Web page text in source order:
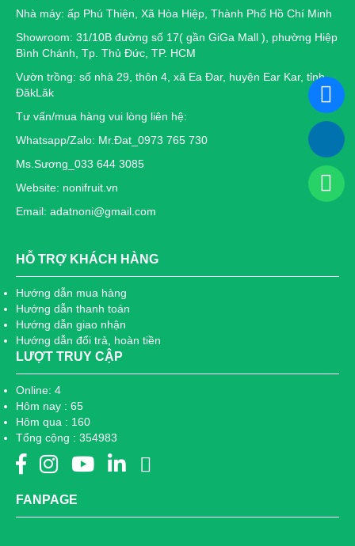
Nhà máy: ấp Phú Thiện, Xã Hòa Hiệp, Thành Phố Hồ Chí Minh
Showroom: 31/10B đường số 17( gần GiGa Mall ), phường Hiệp
Bình Chánh, Tp. Thủ Đức, TP. HCM
Vườn trồng: số nhà 29, thôn 4, xã Ea Đar, huyện Ear Kar, tỉnh
ĐăkLăk
Tư vấn/mua hàng vui lòng liên hệ:
Whatsapp/Zalo: Mr.Đat_0973 765 730
Ms.Sương_033 644 3085
Website: nonifruit.vn
Email: adatnoni@gmail.com
HỖ TRỢ KHÁCH HÀNG
Hướng dẫn mua hàng
Hướng dẫn thanh toán
Hướng dẫn giao nhận
Hướng dẫn đổi trả, hoàn tiền
LƯỢT TRUY CẬP
Online: 4
Hôm nay : 65
Hôm qua : 160
Tổng cộng : 354983
FANPAGE